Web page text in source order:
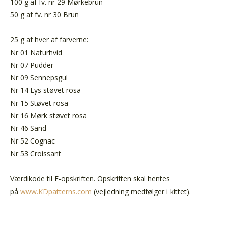
50 g af fv. nr 30 Brun
25 g af hver af farverne:
Nr 01 Naturhvid
Nr 07 Pudder
Nr 09 Sennepsgul
Nr 14 Lys støvet rosa
Nr 15 Støvet rosa
Nr 16 Mørk støvet rosa
Nr 46 Sand
Nr 52 Cognac
Nr 53 Croissant
Værdikode til E-opskriften. Opskriften skal hentes
på www.KDpatterns.com (vejledning medfølger i kittet).